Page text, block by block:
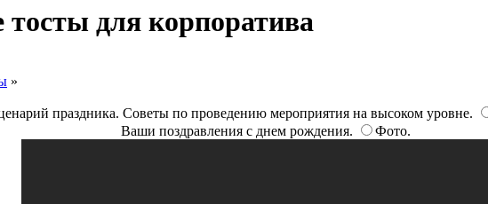
тосты для корпоратива
»
праздника. Советы по проведению мероприятия на высоком уровне.
Ваши поздравления с днем рождения.
Фото.